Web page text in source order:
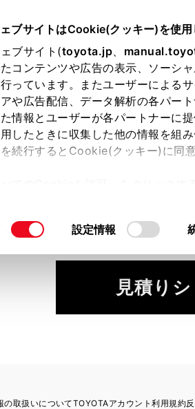
ブサイトはCookie(クッキー)を使用
ブサイト(toyota.jp、
コンテンツや広告の表示、ソーシ
っています。またユーザーによる
や広告配信、データ解析の各パー
情報とユーザーが各パートナーに
したときに収集した他の情報を組
続行するとCookie(クッキー)に同
ご覧ください。設定情報
トピックス
ーション
見積り
の取扱いについてTOYOTAアカウント利用規約